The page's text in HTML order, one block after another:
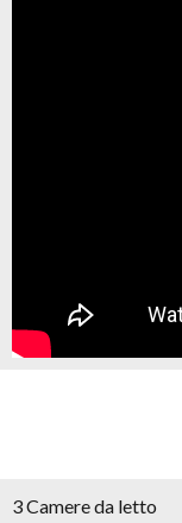
3 Camere da letto